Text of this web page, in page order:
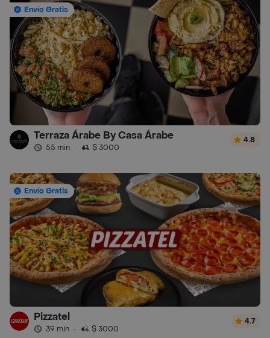
Envío Gratis
Terraza Árabe By Casa Árabe
55 min · $ 3000
4.8
Envío Gratis
Pizzatel
39 min · $ 3000
4.7